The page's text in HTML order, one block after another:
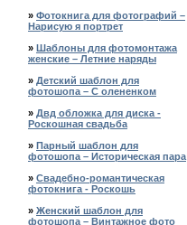
» Фотокнига для фотографий –
Нарисую я портрет
» Шаблоны для фотомонтажа
женские – Летние наряды
» Детский шаблон для
фотошопа – С олененком
» Двд обложка для диска -
Роскошная свадьба
» Парный шаблон для
фотошопа – Историческая пара
» Свадебно-романтическая
фотокнига - Роскошь
» Женский шаблон для
фотошопа – Винтажное фото